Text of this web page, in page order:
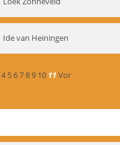
Ide van Heiningen
4 56789 10 11Vor